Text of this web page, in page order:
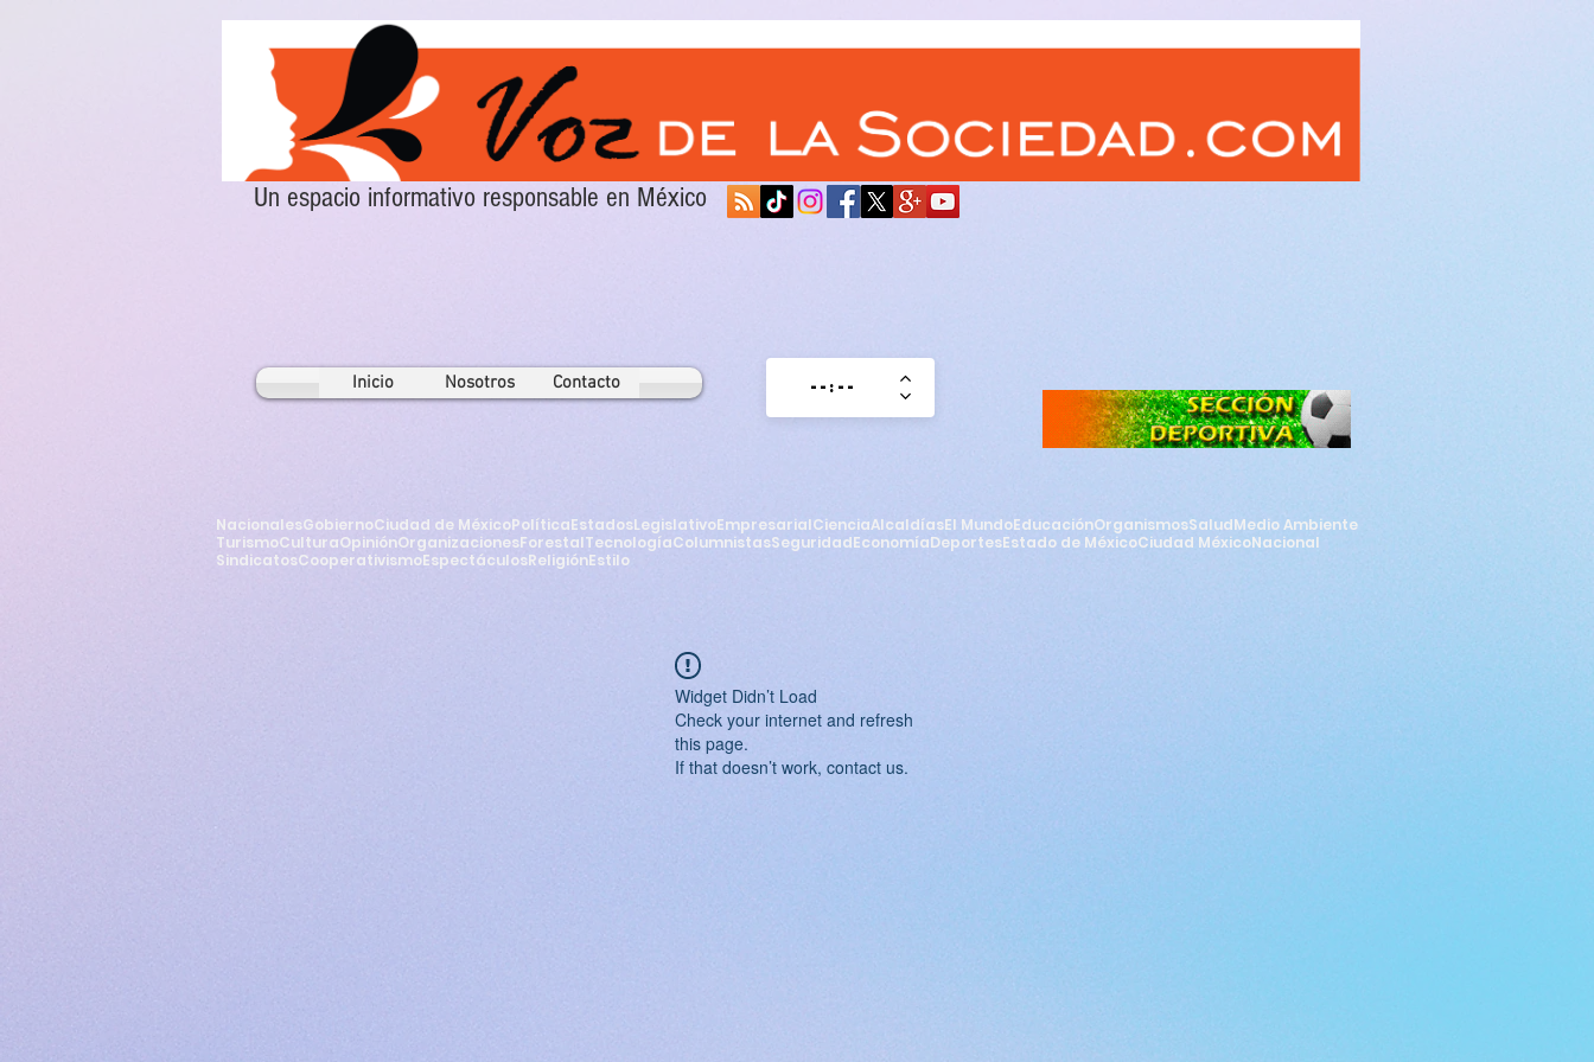
Un espacio informativo responsable en México
Inicio Nosotros Contacto
NacionalesGobiernoCiudad de MéxicoPolíticaEstadosLegislativoEmpresarialCienciaAlcaldíasEl MundoEducaciónOrganismosSaludMedio Ambiente
TurismoCulturaOpiniónOrganizacionesForestalTecnologíaColumnistasSeguridadEconomíaDeportesEstado de MéxicoCiudad MéxicoNacional
SindicatosCooperativismoEspectáculosReligiónEstilo
Widget Didn’t Load
Check your internet and refresh
this page.
If that doesn’t work, contact us.